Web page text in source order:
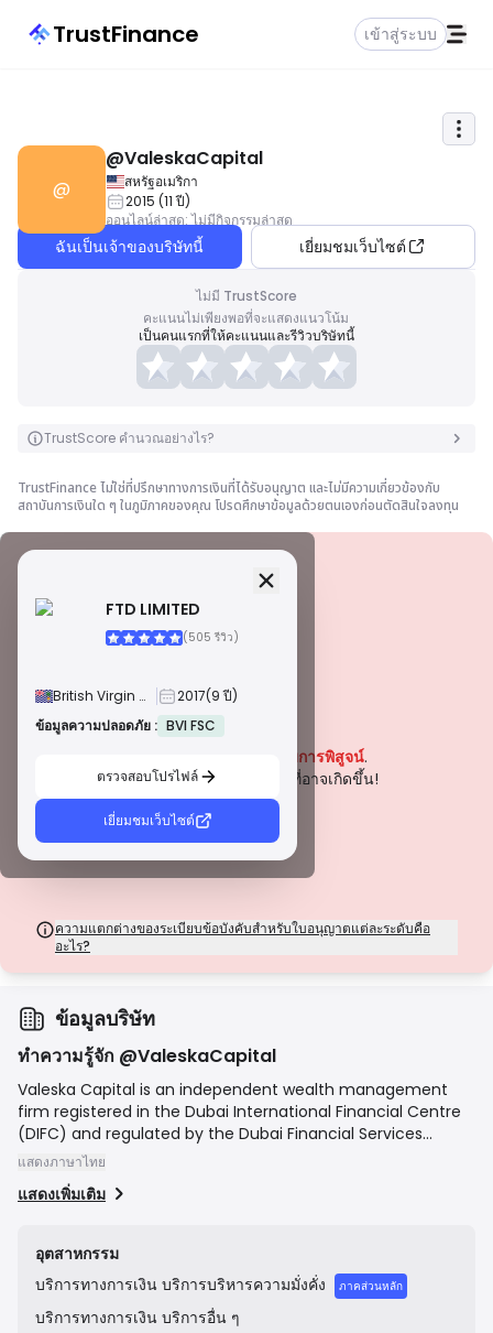
TrustFinance เข้าสู่ระบบ
@
@ValeskaCapital
สหรัฐอเมริกา
2015 (11 ปี)
ออนไลน์ล่าสุด: ไม่มีกิจกรรมล่าสุด
ฉันเป็นเจ้าของบริษัทนี้ เยี่ยมชมเว็บไซต์
ไม่มี TrustScore
คะแนนไม่เพียงพอที่จะแสดงแนวโน้ม
เป็นคนแรกที่ให้คะแนนและรีวิวบริษัทนี้
TrustScore คำนวณอย่างไร?
TrustFinance ไม่ใช่ที่ปรึกษาทางการเงินที่ได้รับอนุญาต และไม่มีความเกี่ยวข้องกับ
สถาบันการเงินใด ๆ ในภูมิภาคของคุณ โปรดศึกษาข้อมูลด้วยตนเองก่อนตัดสินใจลงทุน
FTD LIMITED
(505 รีวิว)
British Virgin Islands 2017(9 ปี)
ข้อมูลความปลอดภัย : BVI FSC
ตรวจสอบโปรไฟล์
เยี่ยมชมเว็บไซต์
ข้อมูลความปลอดภัย
คำเตือน
ยังไม่ได้รับการพิสูจน์.
โปรดระมัดระวังความเสี่ยงที่อาจเกิดขึ้น!
ความแตกต่างของระเบียบข้อบังคับสำหรับใบอนุญาตแต่ละระดับคือ
อะไร?
ออกโดยหน่วยงานกำกับดูแลที่มีชื่อเสียงระดับโลก ใบอนุญาตเหล่านี้รับประกันการ
มาตรฐาน AML/CTF ช่วยเพิ่มความปลอดภัยยิ่งขึ้น
ได้รับอนุญาตจากหน่วยงานกำกับดูแลระดับภูมิภาคที่ได้รับการยอมรับ ใบอนุญาต
เหล่านี้มีมาตรการความปลอดภัยที่แข็งแกร่ง เช่น การแยกเงินทุน การรายงาน
ทางการเงิน และแผนการชดเชย แม้ว่าจะเข้มงวดน้อยกว่าระดับ 1 เล็กน้อย แต่ก็
ออกโดยหน่วยงานกำกับดูแลในตลาดเกิดใหม่ ใบอนุญาตเหล่านี้ให้การคุ้มครองขั้น
พื้นฐาน เช่น ข้อกำหนดเงินทุนขั้นต่ำและนโยบาย AML การกำกับดูแลมีความเข้ม
งวดน้อยกว่า ดังนั้นผู้ค้าควรใช้ความระมัดระวังและตรวจสอบมาตรการความ
จากเขตอำนาจศาลที่มีการกำกับดูแลน้อยที่สุด ใบอนุญาตเหล่านี้มักขาดการ
คุ้มครองที่สำคัญ เช่น การแยกเงินทุนและการประกันภัย แม้ว่าจะมีความยืดหยุ่นใน
ข้อมูลบริษัท
ทำความรู้จัก @ValeskaCapital
Valeska Capital is an independent wealth management
firm registered in the Dubai International Financial Centre
(DIFC) and regulated by the Dubai Financial Services
Authority (DFSA). The company provides holistic financial
solutions to a global client base of high-net-worth
individuals, families, and institutions. Its core services
corporate advisory, focusing on creating bespoke
strategies to preserve and grow client wealth across
generations.
แสดงภาษาไทย
แสดงเพิ่มเติม
อุตสาหกรรม
บริการทางการเงิน บริการบริหารความมั่งคั่ง ภาคส่วนหลัก
บริการทางการเงิน บริการอื่น ๆ